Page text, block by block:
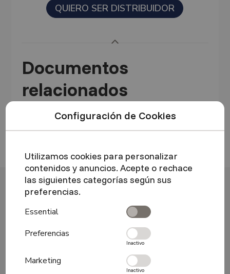
Anterior
Siguiente
QUIERO SER DISTRIBUIDOR
Documentos
relacionados
Ficha Técnica
Conozca más sobre este
producto
Beneficios Características
Configuración de Cookies
Utilizamos cookies para personalizar
contenidos y anuncios. Acepte o rechace
las siguientes categorías según sus
preferencias.
Essential
Preferencias
Inactivo
Marketing
Inactivo